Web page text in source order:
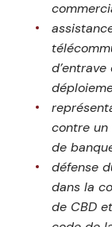
contre un
de
défense
dans la
de CBD